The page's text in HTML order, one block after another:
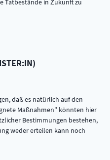
Tatbestände in Zukunft zu
)
daß es natürlich auf den
Maßnahmen" könnten hier
Bestimmungen bestehen,
weder erteilen kann noch